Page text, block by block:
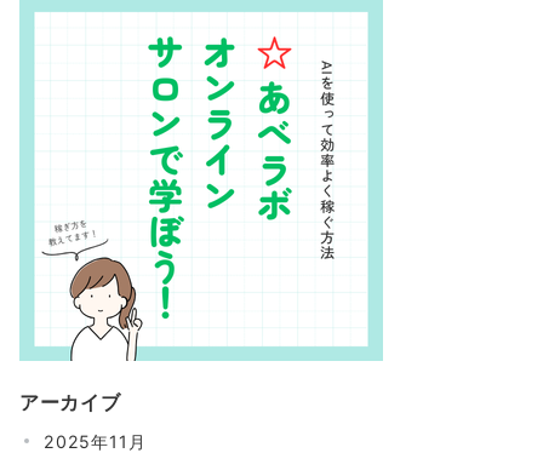
アーカイブ
2025年11月